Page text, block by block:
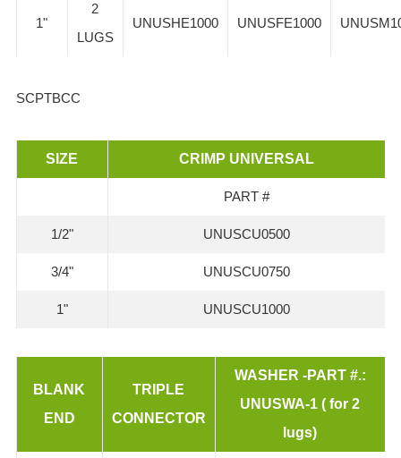
1"
2
LUGS
UNUSHE1000 UNUSFE1000
SCPTBCC
SIZE CRIMP UNIVERSAL
PART #
1/2" UNUSCU0500
3/4" UNUSCU0750
1" UNUSCU1000
BLANK
END
TRIPLE
CONNECTOR
WASHER -PART #.:
UNUSWA-1 ( for 2
lugs)